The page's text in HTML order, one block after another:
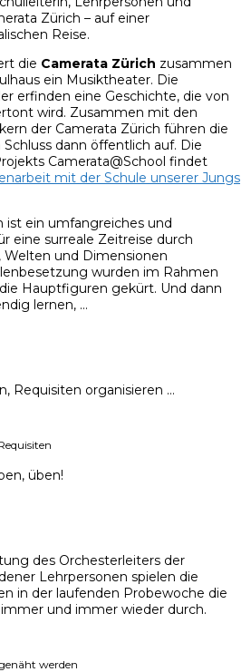
Zürich – auf einer
Reise.
die Camerata Zürich zusammen
ein Musiktheater. Die
erfinden eine Geschichte, die von
wird. Zusammen mit den
der Camerata Zürich führen die
dann öffentlich auf. Die
Camerata@School findet
mit der Schule unserer Jungs
ist ein umfangreiches und
eine surreale Zeitreise durch
Welten und Dimensionen
wurden im Rahmen
die Hauptfiguren gekürt. Und dann
lernen, …
Requisiten organisieren …
üben!
des Orchesterleiters der
Lehrpersonen spielen die
in der laufenden Probewoche die
und immer wieder durch.
werden